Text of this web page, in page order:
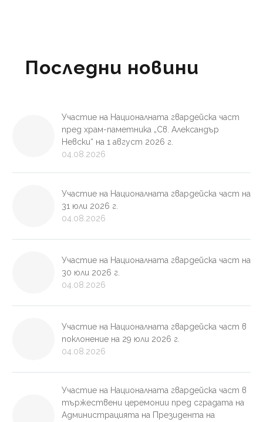
Последни новини
Участие на Националната гвардейска част
пред храм-паметника „Св. Александър
Невски“ на 1 август 2026 г.
04.08.2026
Участие на Националната гвардейска част на
31 юли 2026 г.
04.08.2026
Участие на Националната гвардейска част на
30 юли 2026 г.
04.08.2026
Участие на Националната гвардейска част в
поклонение на 29 юли 2026 г.
04.08.2026
Участие на Националната гвардейска част в
тържествени церемонии пред сградата на
Администрацията на Президента на